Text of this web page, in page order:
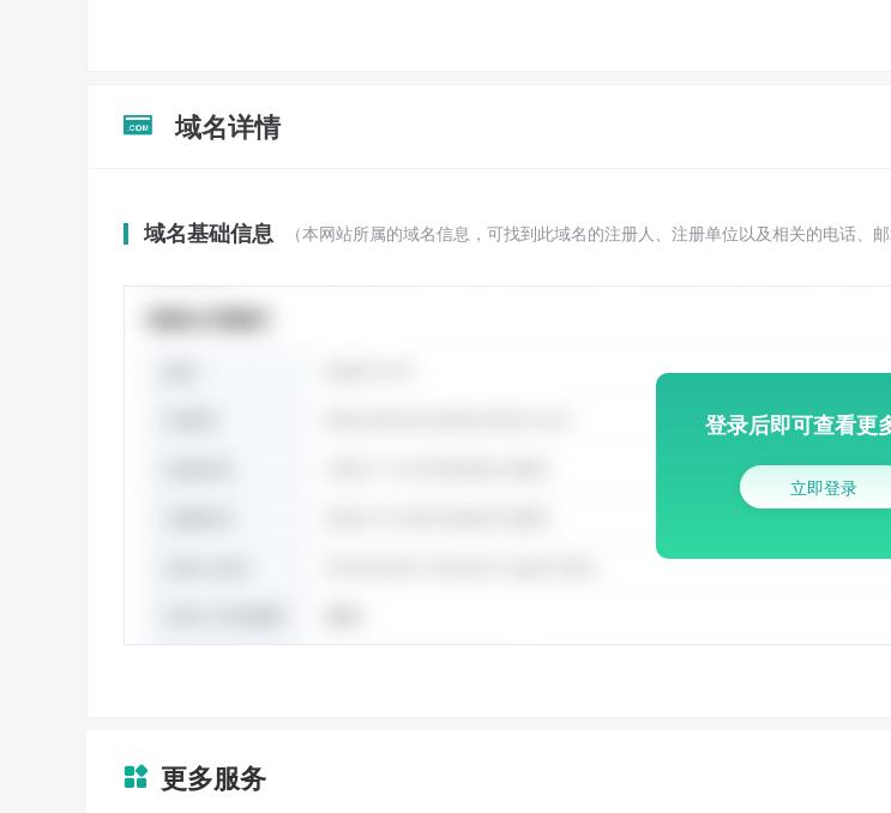
 域名详情
域名基础信息 （本网站所属的域名信息，可找到此域名的注册人、注册单位以及相关的电话、
登录后即可查看更
立即登录
 更多服务